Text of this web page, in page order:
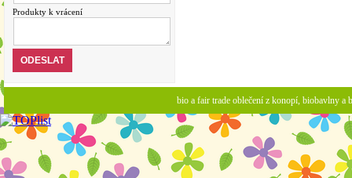
Produkty k vrácení
bio a fair trade oblečení z konopí, biobavlny a